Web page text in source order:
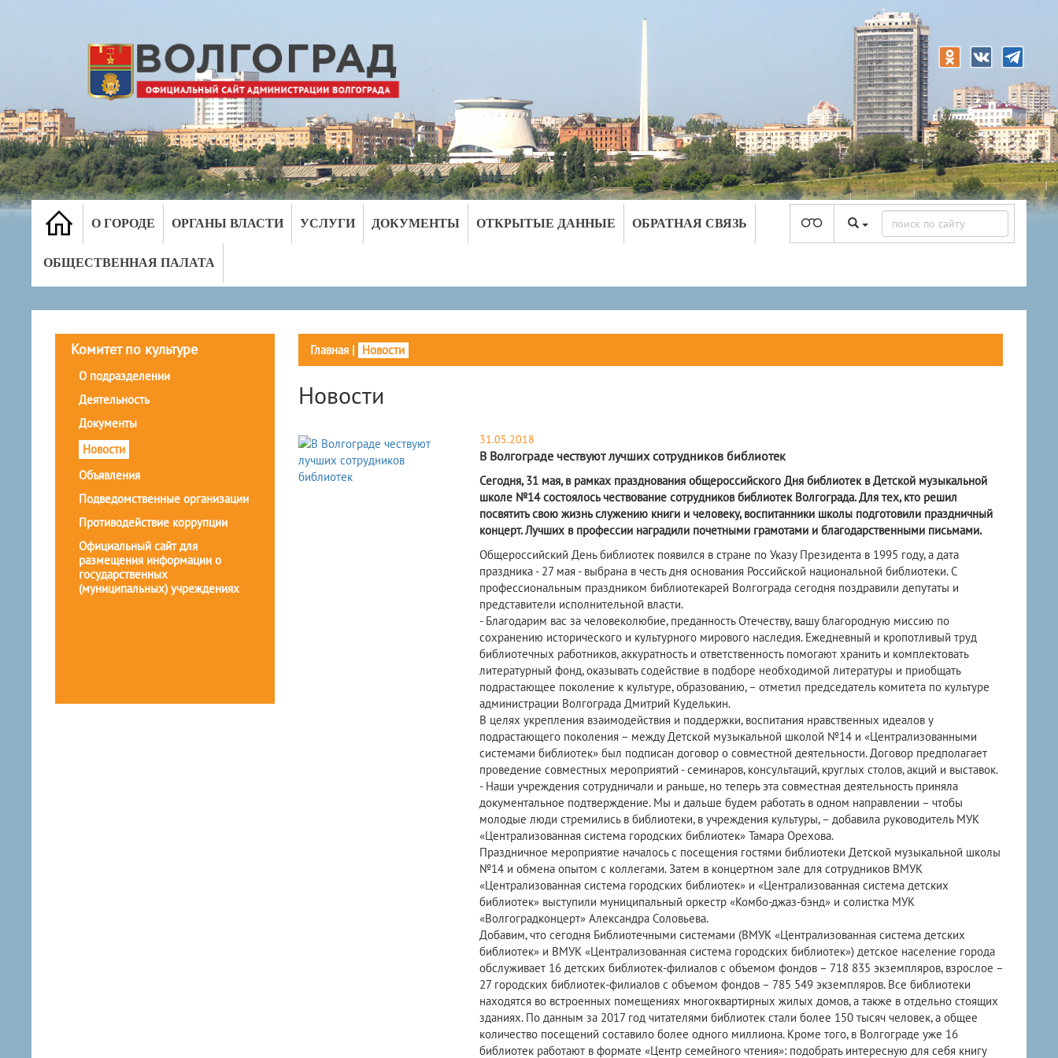
О ГОРОДЕ ОРГАНЫ ВЛАСТИ УСЛУГИ ДОКУМЕНТЫ ОТКРЫТЫЕ ДАННЫЕ ОБРАТНАЯ СВЯЗЬ
ОБЩЕСТВЕННАЯ ПАЛАТА
Комитет по культуре
О подразделении
Деятельность
Документы
Новости
Объявления
Подведомственные организации
Противодействие коррупции
Официальный сайт для
размещения информации о
государственных
(муниципальных) учреждениях
Главная| Новости
Новости
31.05.2018
В Волгограде чествуют лучших сотрудников библиотек
Сегодня, 31 мая, в рамках празднования общероссийского Дня библиотек в Детской музыкальной
школе №14 состоялось чествование сотрудников библиотек Волгограда. Для тех, кто решил
посвятить свою жизнь служению книги и человеку, воспитанники школы подготовили праздничный
концерт. Лучших в профессии наградили почетными грамотами и благодарственными письмами.
Общероссийский День библиотек появился в стране по Указу Президента в 1995 году, а дата
праздника - 27 мая - выбрана в честь дня основания Российской национальной библиотеки. С
профессиональным праздником библиотекарей Волгограда сегодня поздравили депутаты и
представители исполнительной власти.
- Благодарим вас за человеколюбие, преданность Отечеству, вашу благородную миссию по
сохранению исторического и культурного мирового наследия. Ежедневный и кропотливый труд
библиотечных работников, аккуратность и ответственность помогают хранить и комплектовать
литературный фонд, оказывать содействие в подборе необходимой литературы и приобщать
подрастающее поколение к культуре, образованию, – отметил председатель комитета по культуре
администрации Волгограда Дмитрий Куделькин.
В целях укрепления взаимодействия и поддержки, воспитания нравственных идеалов у
подрастающего поколения – между Детской музыкальной школой №14 и «Централизованными
системами библиотек» был подписан договор о совместной деятельности. Договор предполагает
проведение совместных мероприятий - семинаров, консультаций, круглых столов, акций и выставок.
- Наши учреждения сотрудничали и раньше, но теперь эта совместная деятельность приняла
документальное подтверждение. Мы и дальше будем работать в одном направлении – чтобы
молодые люди стремились в библиотеки, в учреждения культуры, – добавила руководитель МУК
«Централизованная система городских библиотек» Тамара Орехова.
Праздничное мероприятие началось с посещения гостями библиотеки Детской музыкальной школы
№14 и обмена опытом с коллегами. Затем в концертном зале для сотрудников ВМУК
«Централизованная система городских библиотек» и «Централизованная система детских
библиотек» выступили муниципальный оркестр «Комбо-джаз-бэнд» и солистка МУК
«Волгоградконцерт» Александра Соловьева.
Добавим, что сегодня Библиотечными системами (ВМУК «Централизованная система детских
библиотек» и ВМУК «Централизованная система городских библиотек») детское население города
обслуживает 16 детских библиотек-филиалов с объемом фондов – 718 835 экземпляров, взрослое –
27 городских библиотек-филиалов с объемом фондов – 785 549 экземпляров. Все библиотеки
находятся во встроенных помещениях многоквартирных жилых домов, а также в отдельно стоящих
зданиях. По данным за 2017 год читателями библиотек стали более 150 тысяч человек, а общее
количество посещений составило более одного миллиона. Кроме того, в Волгограде уже 16
библиотек работают в формате «Центр семейного чтения»: подобрать интересную для себя книгу